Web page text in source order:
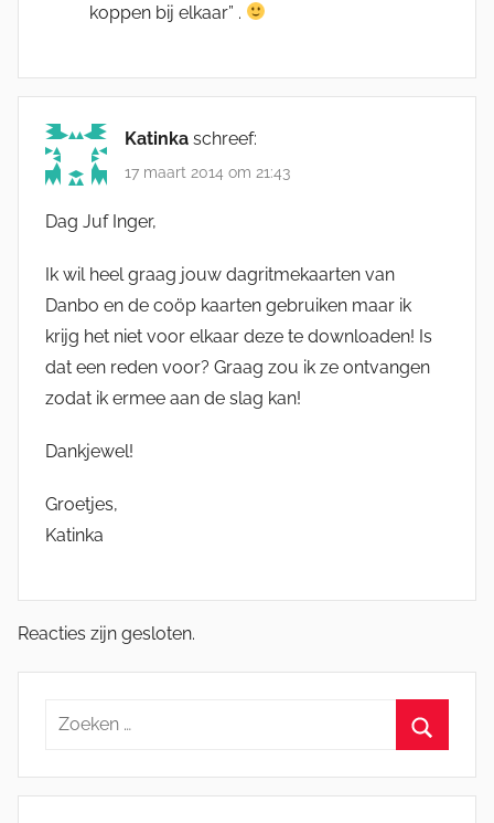
koppen bij elkaar” .
Katinka schreef:
17 maart 2014 om 21:43
Dag Juf Inger,
Ik wil heel graag jouw dagritmekaarten van
Danbo en de coöp kaarten gebruiken maar ik
krijg het niet voor elkaar deze te downloaden! Is
dat een reden voor? Graag zou ik ze ontvangen
zodat ik ermee aan de slag kan!
Dankjewel!
Groetjes,
Katinka
Reacties zijn gesloten.
Zoeken